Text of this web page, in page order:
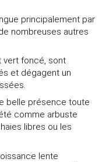
principalement par
nombreuses autres
vert foncé, sont
et dégagent un
belle présence toute
comme arbuste
libres ou les
lente